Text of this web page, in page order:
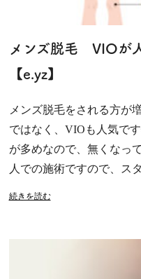
メンズ脱毛 VIOが
【e.yz】
メンズ脱毛をされる方が
ではなく、VIOも人気で
が多めなので、無くなっ
人での施術ですので、ス
続きを読む